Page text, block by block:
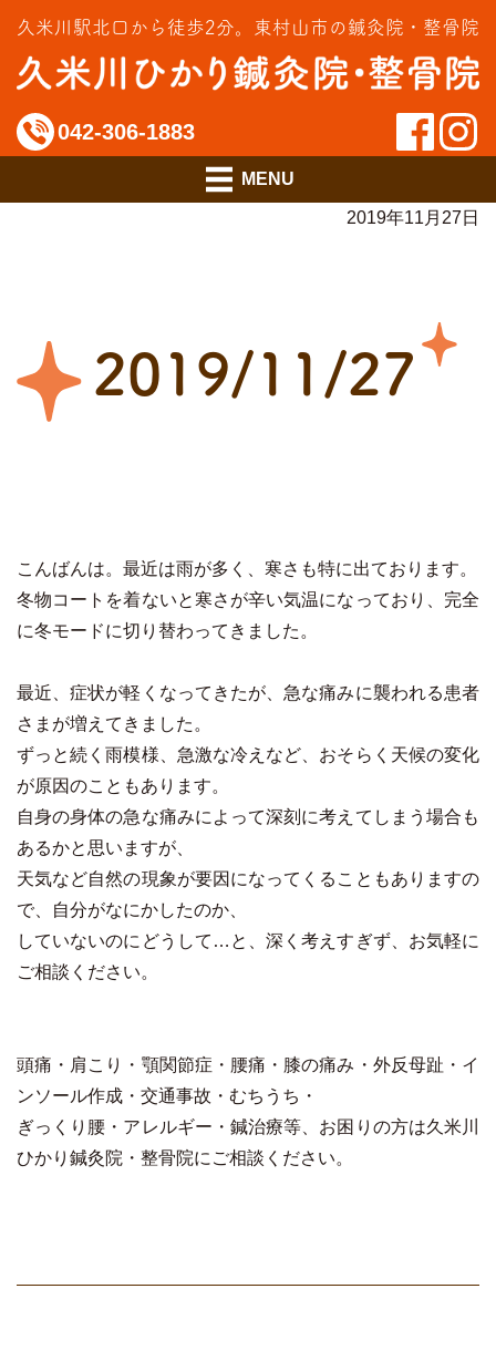
久米川駅北口から徒歩2分。 東村山市の鍼灸院・整骨院
042-306-1883
料金のご案内
アクセス
2019年11月27日
2019/11/27
こんばんは。最近は雨が多く、寒さも特に出ております。
冬物コートを着ないと寒さが辛い気温になっており、完全
に冬モードに切り替わってきました。
最近、症状が軽くなってきたが、急な痛みに襲われる患者
さまが増えてきました。
ずっと続く雨模様、急激な冷えなど、おそらく天候の変化
が原因のこともあります。
自身の身体の急な痛みによって深刻に考えてしまう場合も
あるかと思いますが、
天気など自然の現象が要因になってくることもありますの
で、自分がなにかしたのか、
していないのにどうして…と、深く考えすぎず、お気軽に
ご相談ください。
頭痛・肩こり・顎関節症・腰痛・膝の痛み・外反母趾・イ
ンソール作成・交通事故・むちうち・
ぎっくり腰・アレルギー・鍼治療等、お困りの方は久米川
ひかり鍼灸院・整骨院にご相談ください。